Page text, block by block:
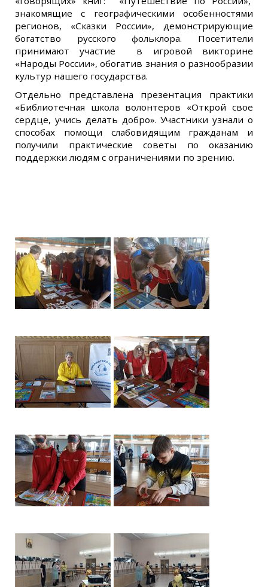
знакомящие с географическими особенностями
регионов, «Сказки России», демонстрирующие
богатство русского фольклора. Посетители
принимают участие в игровой викторине
«Народы России», обогатив знания о разнообразии
культур нашего государства.
Отдельно представлена презентация практики
«Библиотечная школа волонтеров «Открой свое
сердце, учись делать добро». Участники узнали о
способах помощи слабовидящим гражданам и
получили практические советы по оказанию
поддержки людям с ограничениями по зрению.